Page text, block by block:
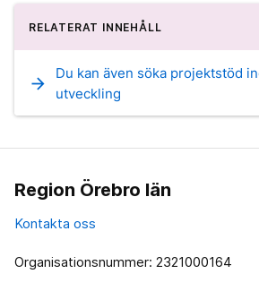
RELATERAT INNEHÅLL
arrow_forward
Du kan även söka projektstöd
utveckling
Region Örebro län
Kontakta oss
Organisationsnummer: 2321000164